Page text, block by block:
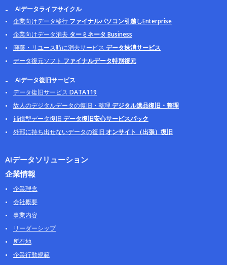
AIデータライフサイクル
企業向けデータ移行 ファイナルパソコン引越しEnterprise
企業向けデータ消去 ターミネータ Business
廃棄・リユース時に消去サービス データ抹消サービス
データ復元ソフト ファイナルデータ特別復元
AIデータ復旧サービス
データ復旧サービス DATA119
故人のデジタルデータの復旧・整理 デジタル遺品復旧・整理
補償型データ復旧 データ復旧安心サービスパック
外部に持ち出せないデータの復旧 オンサイト（出張）復旧
AIデータソリューション
企業情報
企業理念
会社概要
事業内容
リーダーシップ
所在地
企業行動規範